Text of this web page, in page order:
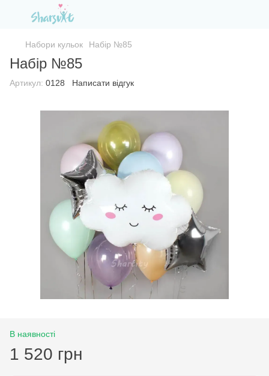
Набори кульок Набір №85
Набір №85
Артикул: 0128 Написати відгук
В наявності
1 520 грн